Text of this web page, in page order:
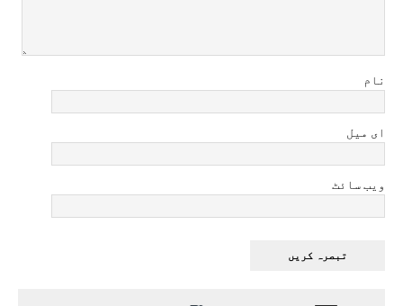
نام
ای میل
ویب سائٹ